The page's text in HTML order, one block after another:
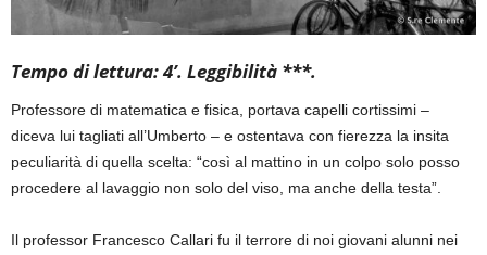
Tempo di lettura: 4’. Leggibilità ***.
Professore di matematica e fisica, portava capelli cortissimi –
diceva lui tagliati all’Umberto – e ostentava con fierezza la insita
peculiarità di quella scelta: “così al mattino in un colpo solo posso
procedere al lavaggio non solo del viso, ma anche della testa”.
Il professor Francesco Callari fu il terrore di noi giovani alunni nei